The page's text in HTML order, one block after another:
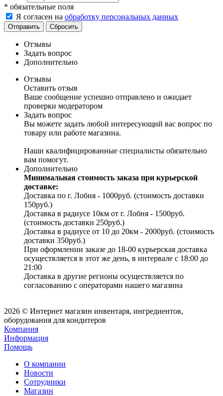
* обязательные поля
Я согласен на обработку персональных данных
Отправить Сбросить
Отзывы
Задать вопрос
Дополнительно
Отзывы
Оставить отзыв
Ваше сообщение успешно отправлено и ожидает
проверки модератором
Задать вопрос
Вы можете задать любой интересующий вас вопрос по
товару или работе магазина.
Наши квалифицированные специалисты обязательно
вам помогут.
Дополнительно
Минимальная стоимость заказа при курьерской
доставке:
Доставка по г. Лобня - 1000руб. (стоимость доставки
150руб.)
Доставка в радиусе 10км от г. Лобня - 1500руб.
(стоимость доставки 250руб.)
Доставка в радиусе от 10 до 20км - 2000руб. (стоимость
доставки 350руб.)
При оформлении заказе до 18-00 курьерская доставка
осуществляется в этот же день, в интервале с 18:00 до
21:00
Доставка в другие регионы осуществляется по
согласованию с операторами нашего магазина
2026 © Интернет магазин инвентаря, ингредиентов,
оборудования для кондитеров
Компания
Информация
Помощь
О компании
Новости
Сотрудники
Магазин